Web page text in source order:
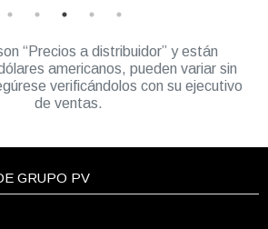
“Precios a distribuidor” y están
americanos, pueden variar sin
verificándolos con su ejecutivo
de ventas.
GRUPO PV